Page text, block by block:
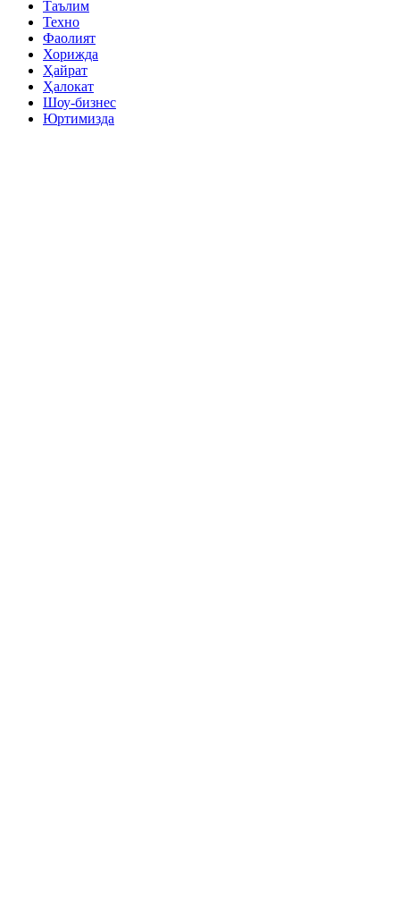
Таълим
Техно
Фаолият
Хорижда
Ҳайрат
Ҳалокат
Шоу-бизнес
Юртимизда